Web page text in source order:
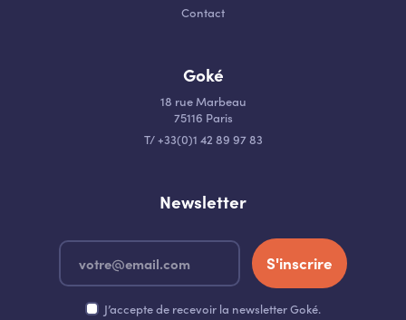
Contact
Goké
18 rue Marbeau
75116 Paris
T/+33(0)1 42 89 97 83
Newsletter
S'inscrire
J’accepte de recevoir la newsletter Goké.